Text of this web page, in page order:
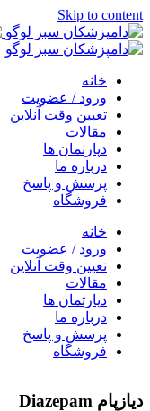
Skip to content
خانه
ورود / عضویت
تعیین وقت آنلاین
مقالات
دپارتمان ها
درباره ما
پرسش و پاسخ
فروشگاه
خانه
ورود / عضویت
تعیین وقت آنلاین
مقالات
دپارتمان ها
درباره ما
پرسش و پاسخ
فروشگاه
دیازپام Diazepam